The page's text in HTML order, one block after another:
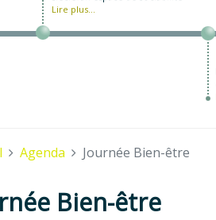
Lire plus...
Agenda Journée Bien-être
Bien-être